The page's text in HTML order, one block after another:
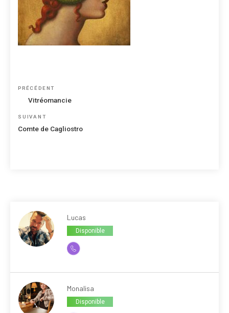
Navigation
Article
précédent
PRÉCÉDENT
Vitréomancie
Article
suivant
SUIVANT
Comte de Cagliostro
Lucas
Disponible
Monalisa
Disponible